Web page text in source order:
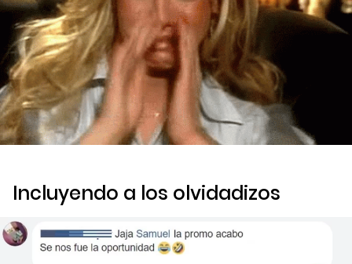
Incluyendo a los olvidadizos